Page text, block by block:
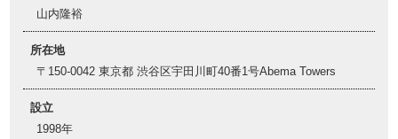
山内隆裕
所在地
〒150-0042 東京都 渋谷区宇田川町40番1号Abema Towers
設立
1998年